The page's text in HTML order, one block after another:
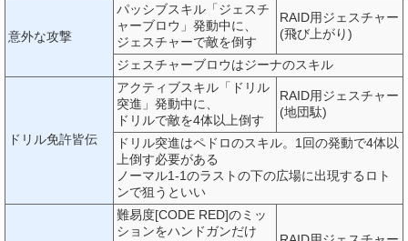
意外な攻撃
パッシブスキル「ジェスチ
ャーブロウ」発動中に、
ジェスチャーで敵を倒す
RAID用ジェスチャー
(飛び上がり)
ジェスチャーブロウはジーナのスキル
ドリル免許皆伝
アクティブスキル「ドリル
突進」発動中に、
ドリルで敵を4体以上倒す
RAID用ジェスチャー
(地団駄)
ドリル突進はペドロのスキル。1回の発動で4体以
上倒す必要がある
ノーマル1-1のラストの下の広場に出現するロト
ンで狙うといい
難易度[CODE RED]のミッ
ションをハンドガンだけ